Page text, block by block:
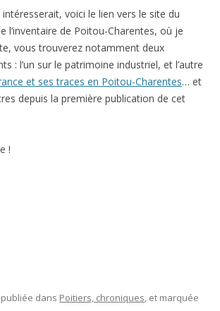
voici le lien vers le site du
l’inventaire de Poitou-Charentes, où je
vous trouverez notamment deux
: l’un sur le patrimoine industriel, et l’autre
et ses traces en Poitou-Charentes… et
depuis la première publication de cet
!
dans Poitiers, chroniques, et marquée